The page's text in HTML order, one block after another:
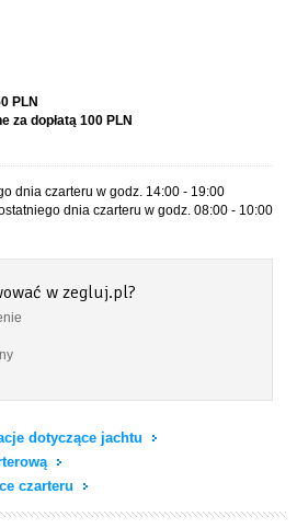
PLN
za dopłatą 100 PLN
dnia czarteru w godz. 14:00 - 19:00
dnia czarteru w godz. 08:00 - 10:00
w zegluj.pl?
dotyczące jachtu
czarteru